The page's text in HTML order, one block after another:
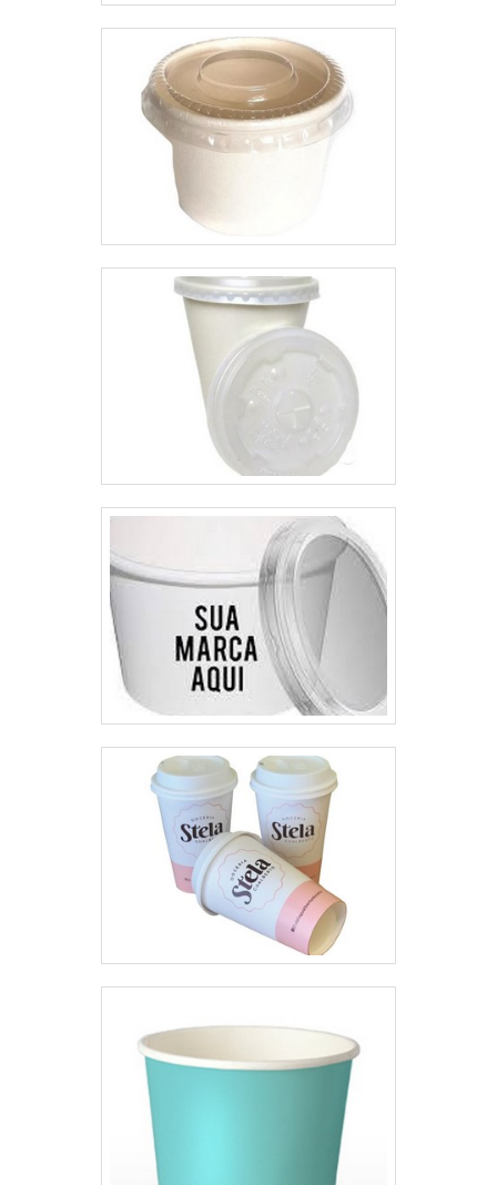
Quality tem a solução ideal para
caixa de micro ondulado. São
diversas opções de itens
oferecidos, como colmeia papel
kraft e cinta de sorvete.É uma
empresa comprometida com
seus serviços e responsável,
qualificações possíveis pelo fato
de a empresa possuir escritório
de alta qualidade onde são
realizadas as atividades e
equipamentos de última
geração. Tudo isso, somado à
performance de uma equipe
multidisciplinar de consultores
associados e colaboradores
experiência para os clientes com
substituições frequentes de
produtos que não cumprem com
suas funções adequadamente.
Assim, é possível poupar gastos
desnecessários.Existem diversos
motivos para a Top Quality ter se
tornado destaque quando
pensamos em uma empresa que
qualidade. Alguns desses
motivos são: Equipe
multidisciplinar de consultores
associados; Profissionais com
vasta experiência na área de
atuação; Treinamentos internos
para aprimoração dos produtos e
serviços; Escritório de alta
atividades; Processos de
produção de última geração;
Equipamentos de última
geração. A MAIOR REFERÊNCIA
NO SEGMENTOApenas na Top
Quality é possível encontrar a
solução para quem busca
embalagens para alimentos
congelados. Com foco na
experiência dos clientes, oferece
itens variados como caixa papel
triplex e solapas para
embalagens.É conhecida por ser
uma empresa comprometida
com seus serviços e uma
empresa inovadora, qualificações
qualidade onde são realizadas as
atividades e processos de
produção de última
geração. Tudo isso, somado a
uma equipe multidisciplinar de
consultores associados e